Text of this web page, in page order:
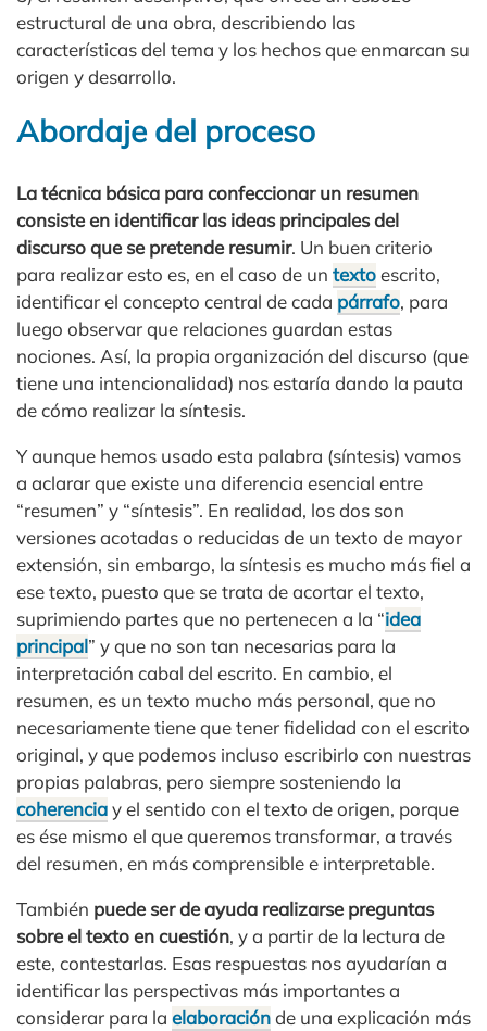
estructural de una obra, describiendo las
características del tema y los hechos que enmarcan su
origen y desarrollo.
Abordaje del proceso
La técnica básica para confeccionar un resumen
consiste en identificar las ideas principales del
discurso que se pretende resumir. Un buen criterio
para realizar esto es, en el caso de un textoescrito,
identificar el concepto central de cada párrafo, para
luego observar que relaciones guardan estas
nociones. Así, la propia organización del discurso (que
tiene una intencionalidad) nos estaría dando la pauta
de cómo realizar la síntesis.
Y aunque hemos usado esta palabra (síntesis) vamos
a aclarar que existe una diferencia esencial entre
“resumen” y “síntesis”. En realidad, los dos son
versiones acotadas o reducidas de un texto de mayor
extensión, sin embargo, la síntesis es mucho más fiel a
ese texto, puesto que se trata de acortar el texto,
suprimiendo partes que no pertenecen a la “idea
principal” y que no son tan necesarias para la
interpretación cabal del escrito. En cambio, el
resumen, es un texto mucho más personal, que no
necesariamente tiene que tener fidelidad con el escrito
original, y que podemos incluso escribirlo con nuestras
propias palabras, pero siempre sosteniendo la
coherenciay el sentido con el texto de origen, porque
es ése mismo el que queremos transformar, a través
del resumen, en más comprensible e interpretable.
También puede ser de ayuda realizarse preguntas
sobre el texto en cuestión, y a partir de la lectura de
este, contestarlas. Esas respuestas nos ayudarían a
identificar las perspectivas más importantes a
considerar para la elaboraciónde una explicación más